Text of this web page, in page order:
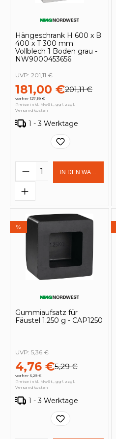
Hängeschrank H 600 x B
400 x T 300 mm
Vollblech 1 Boden grau -
NW9000453656
181,00 €201,11 €
vorher 127,19 €
UVP: 201,11 €
Preise inkl. MwSt., ggf. zzgl.
Versandkosten
1 - 3 Werktage
Produkt Anzahl:
IN DEN
%
Gummiaufsatz für
Fäustel 1.250 g - CAP1250
4,76 €5,29 €
vorher 5,29 €
UVP: 5,36 €
Preise inkl. MwSt., ggf. zzgl.
Versandkosten
1 - 3 Werktage